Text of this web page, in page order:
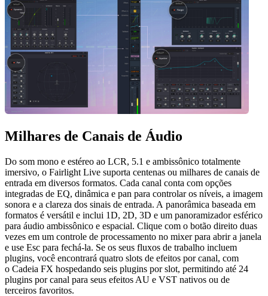
Milhares de Canais de Áudio
Do som mono e estéreo ao LCR, 5.1 e ambissônico totalmente
imersivo, o Fairlight Live suporta centenas ou milhares de canais de
entrada em diversos formatos. Cada canal conta com opções
integradas de EQ, dinâmica e pan para controlar os níveis, a imagem
sonora e a clareza dos sinais de entrada. A panorâmica baseada em
formatos é versátil e inclui 1D, 2D, 3D e um panoramizador esférico
para áudio ambissônico e espacial. Clique com o botão direito duas
vezes em um controle de processamento no mixer para abrir a janela
e use Esc para fechá-la. Se os seus fluxos de trabalho incluem
plugins, você encontrará quatro slots de efeitos por canal, com
o Cadeia FX hospedando seis plugins por slot, permitindo até 24
plugins por canal para seus efeitos AU e VST nativos ou de
terceiros favoritos.